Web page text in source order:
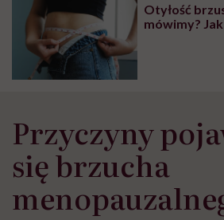
Otyłość
mówimy?
Przyczyny
się brzucha